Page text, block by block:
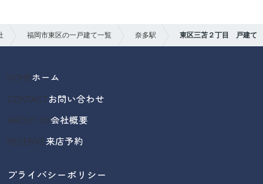
福岡市東区の一戸建て一覧 奈多駅 東区三苫２丁目 戸建て
HOMEホーム
CONTACTお問い合わせ
ABOUT US会社概要
RESERVE来店予約
プライバシーポリシー